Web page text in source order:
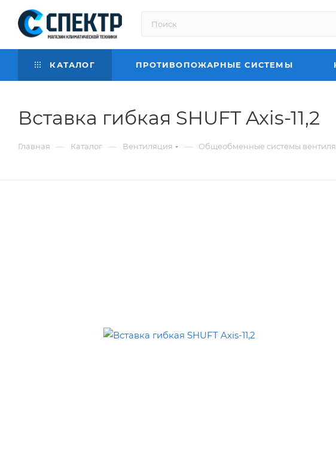
КАТАЛОГ ПРОТИВОПОЖАРНЫЕ СИСТЕМЫ
Вставка гибкая SHUFT Axis-11,2
Главная — Каталог — Вентиляция — Общеобменные системы